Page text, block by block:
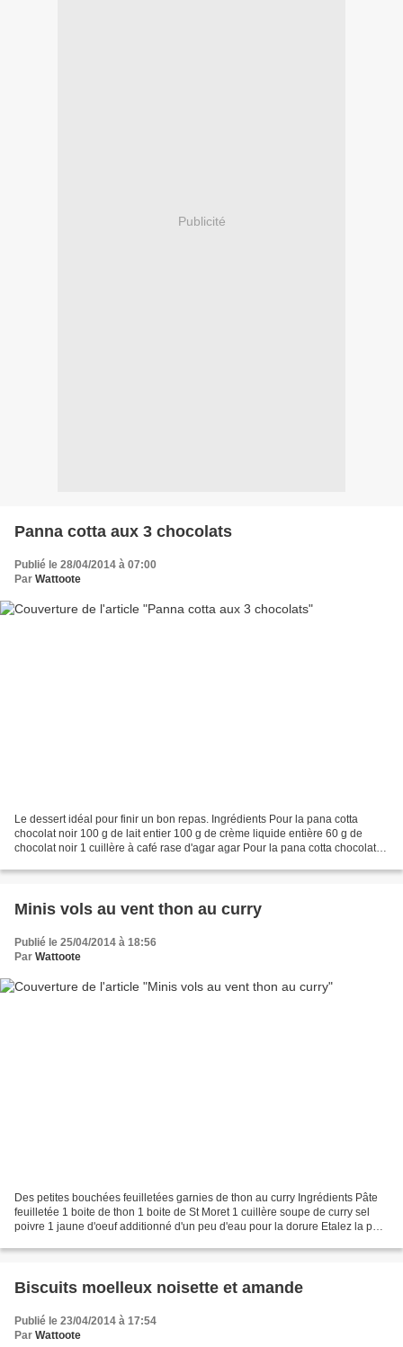
Publicité
Panna cotta aux 3 chocolats
Publié le 28/04/2014 à 07:00
Par Wattoote
Le dessert idéal pour finir un bon repas. Ingrédients Pour la pana cotta
chocolat noir 100 g de lait entier 100 g de crème liquide entière 60 g de
chocolat noir 1 cuillère à café rase d'agar agar Pour la pana cotta chocolat
Minis vols au vent thon au curry
Publié le 25/04/2014 à 18:56
Par Wattoote
Des petites bouchées feuilletées garnies de thon au curry Ingrédients Pâte
feuilletée 1 boite de thon 1 boite de St Moret 1 cuillère soupe de curry sel
poivre 1 jaune d'oeuf additionné d'un peu d'eau pour la dorure Etalez la pâte
Biscuits moelleux noisette et amande
Publié le 23/04/2014 à 17:54
Par Wattoote